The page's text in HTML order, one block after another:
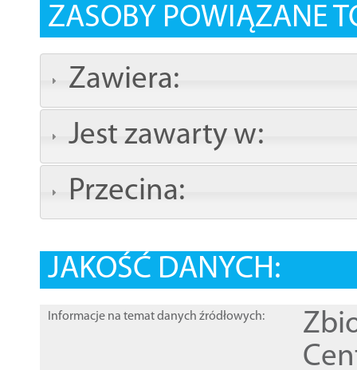
ZASOBY POWIĄZANE
Zawiera:
Jest zawarty w:
Przecina:
JAKOŚĆ DANYCH:
Informacje na temat danych źródłowych: